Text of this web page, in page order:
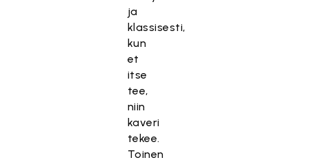
ja
klassisesti,
kun
et
itse
tee,
niin
kaveri
tekee.
Toinen